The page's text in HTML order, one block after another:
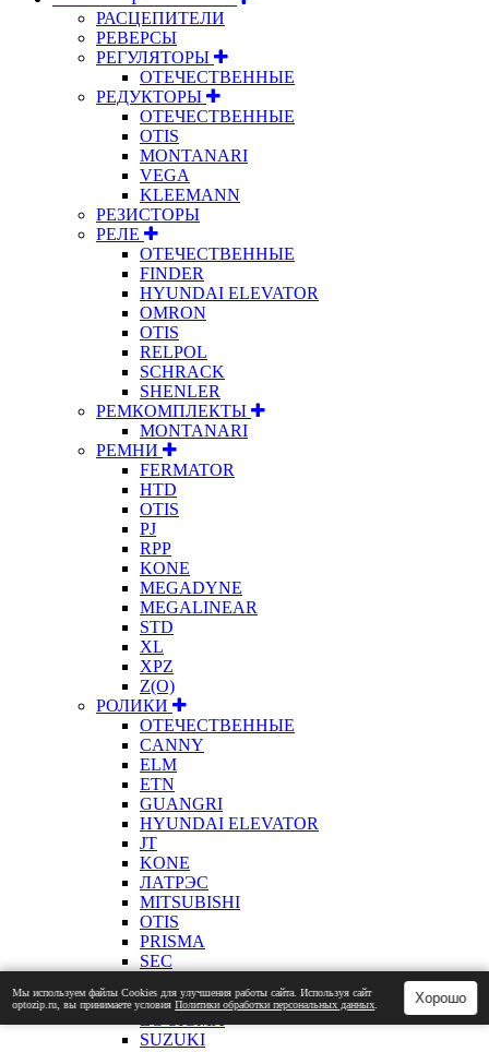
РАСЦЕПИТЕЛИ
РЕВЕРСЫ
РЕГУЛЯТОРЫ
ОТЕЧЕСТВЕННЫЕ
РЕДУКТОРЫ
ОТЕЧЕСТВЕННЫЕ
OTIS
MONTANARI
VEGA
KLEEMANN
РЕЗИСТОРЫ
РЕЛЕ
ОТЕЧЕСТВЕННЫЕ
FINDER
HYUNDAI ELEVATOR
OMRON
OTIS
RELPOL
SCHRACK
SHENLER
РЕМКОМПЛЕКТЫ
MONTANARI
РЕМНИ
FERMATOR
HTD
OTIS
PJ
RPP
KONE
MEGADYNE
MEGALINEAR
STD
XL
XPZ
Z(О)
РОЛИКИ
ОТЕЧЕСТВЕННЫЕ
CANNY
ELM
ETN
GUANGRI
HYUNDAI ELEVATOR
JT
KONE
ЛАТРЭС
MITSUBISHI
OTIS
PRISMA
SEC
SCHINDLER
SUZUKI
Мы используем файлы Сookies для улучшения работы сайта. Используя сайт
optozip.ru, вы принимаете условияПолитики обработки персональных данных Хорошо